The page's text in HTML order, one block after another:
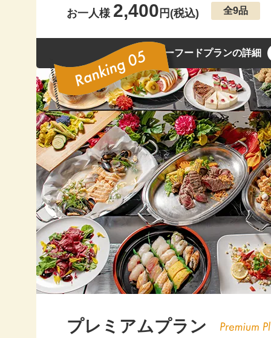
お一人様 2,400 円(税込) 全9品
フィンガーフードプランの詳細
プレミアムプラン